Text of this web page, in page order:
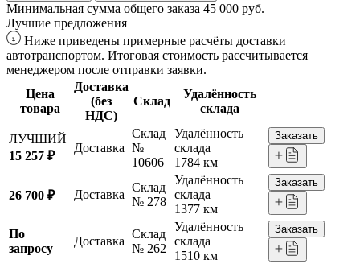
Минимальная сумма общего заказа 45 000 руб.
Лучшие предложения
Ниже приведены примерные расчёты доставки
автотранспортом. Итоговая стоимость рассчитывается
менеджером после отправки заявки.
Цена
товара
Доставка
(без
НДС)
Склад
Удалённость
склада
ЛУЧШИЙ
15 257 ₽
Доставка
Склад
№
10606
Удалённость
склада
1784 км
Заказать
26 700 ₽ Доставка
Склад
№ 278
Удалённость
склада
1377 км
Заказать
По
запросу
Доставка
Склад
№ 262
Удалённость
склада
1510 км
Заказать